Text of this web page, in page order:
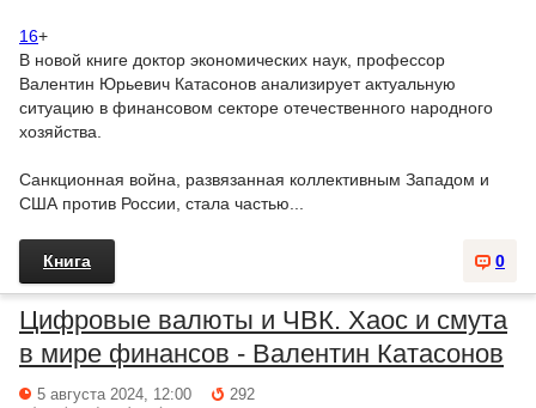
16+
В новой книге доктор экономических наук, профессор
Валентин Юрьевич Катасонов анализирует актуальную
ситуацию в финансовом секторе отечественного народного
хозяйства.
Санкционная война, развязанная коллективным Западом и
США против России, стала частью...
0
Книга
Цифровые валюты и ЧВК. Хаос и смута
в мире финансов - Валентин Катасонов
5 августа 2024, 12:00 292